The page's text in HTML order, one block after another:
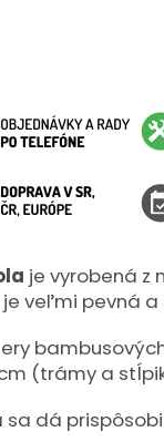
je vyrobená z
veľmi pevná a
(trámy a
sa dá